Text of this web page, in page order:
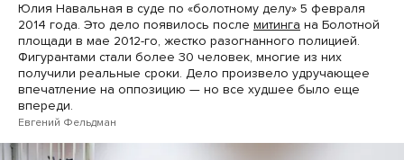
Юлия Навальная в суде по «болотному делу» 5 февраля
2014 года. Это дело появилось после митинга на Болотной
площади в мае 2012-го, жестко разогнанного полицией.
Фигурантами стали более 30 человек, многие из них
получили реальные сроки. Дело произвело удручающее
впечатление на оппозицию — но все худшее было еще
впереди.
Евгений Фельдман